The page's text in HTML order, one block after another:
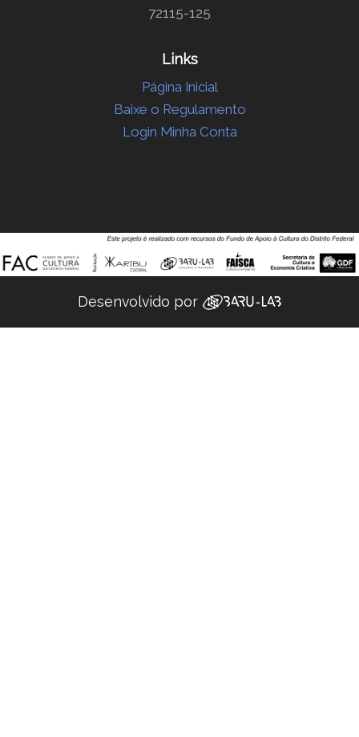
72115-125
Links
Página Inicial
Baixe o Regulamento
Login Minha Conta
Desenvolvido por ‌